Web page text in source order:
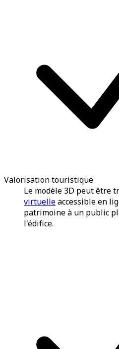
Valorisation touristique
Le modèle 3D peut être
virtuelleaccessible en
patrimoine à un public
l'édifice.